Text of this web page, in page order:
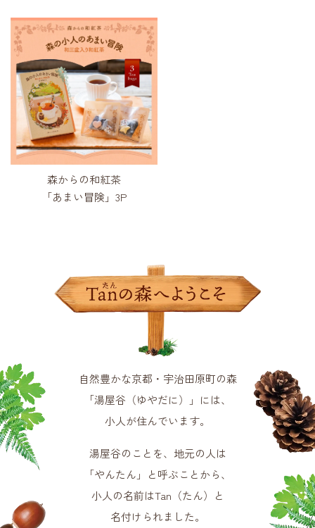
森からの和紅茶
「あまい冒険」3P
自然豊かな京都・宇治田原町の森
「湯屋谷（ゆやだに）」には、
小人が住んでいます。
湯屋谷のことを、地元の人は
「やんたん」と呼ぶことから、
小人の名前はTan（たん）と
名付けられました。